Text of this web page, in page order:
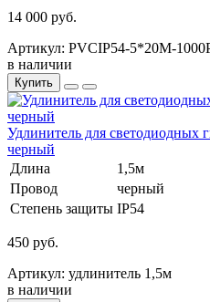
14 000 руб.
Артикул: PVCIP54-5*20M-
в наличии
Купить
Удлинитель для светодиодных
черный
Длина
1,5м
Провод
черный
Степень защиты IP54
450 руб.
Артикул: удлинитель 1,5м
в наличии